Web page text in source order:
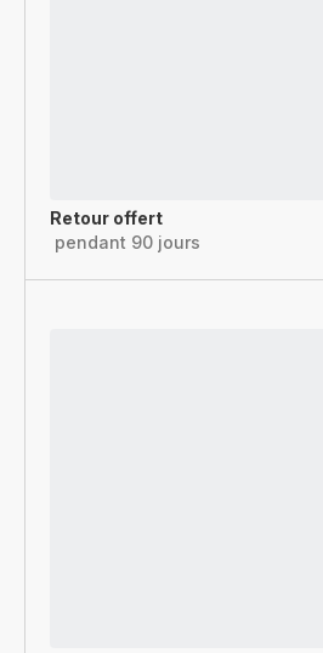
Retour offert
pendant 90 jours